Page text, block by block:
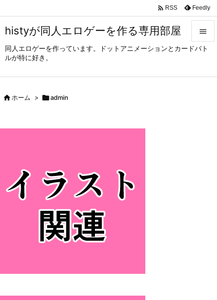
histyが同人エロゲーを作る専用部屋
同人エロゲーを作っています。ドットアニメーションとカードバト
ルが特に好き。



 RSS Feedly
ホーム > admin